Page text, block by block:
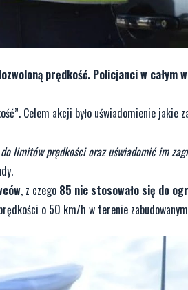
prędkość. Policjanci w
Celem akcji było uświadomienie jakie
limitów prędkości oraz uświadomić im
, z czego 85 nie stosowało się do
o 50 km/h w terenie